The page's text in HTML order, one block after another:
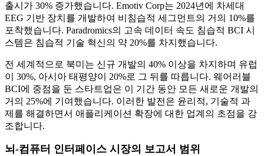
출시가 30% 증가했습니다. Emotiv Corp는 2024년에 차세대
EEG 기반 장치를 개발하여 비침습적 세그먼트의 거의 10%를
포착했습니다. Paradromics의 고속 데이터 속도 침습적 BCI 시
스템은 침습적 기술 혁신의 약 20%를 차지했습니다.
전 세계적으로 북미는 신규 개발의 40% 이상을 차지하며 유럽
이 30%, 아시아 태평양이 20%로 그 뒤를 따릅니다. 웨어러블
BCI에 중점을 둔 스타트업은 이 기간 동안 모든 새로운 개발의
거의 25%에 기여했습니다. 이러한 발전은 윤리적, 기술적 과
제를 해결하면서 애플리케이션 확장에 대한 업계의 초점을 강
조합니다.
뇌-컴퓨터 인터페이스 시장의 보고서 범위